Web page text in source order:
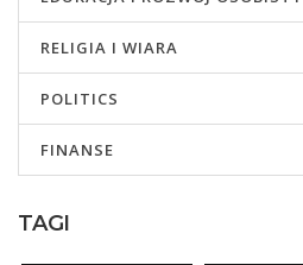
RELIGIA I WIARA
POLITICS
FINANSE
TAGI